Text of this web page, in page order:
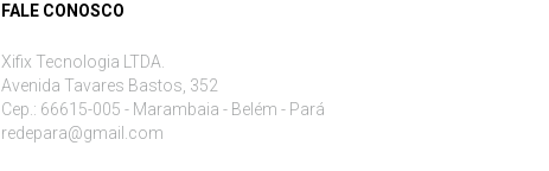
FALE CONOSCO
Xifix Tecnologia LTDA.
Avenida Tavares Bastos, 352
Cep.: 66615-005 - Marambaia - Belém - Pará
redepara@gmail.com